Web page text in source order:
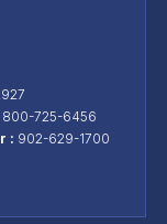
800-725-6456
: 902-629-1700